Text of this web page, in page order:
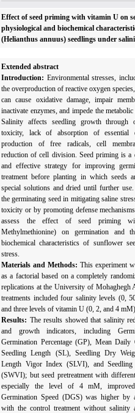
Effect of seed priming with vitamin U on
physiological and biochemical
(Helianthus annuus) seedlings under
Extendedabstract
Introduction: Environmental stresses,
the overproduction of reactive oxygen
can cause oxidative damage, impair
inactivate enzymes, and impede the
Salinity affects seedling growth
toxicity, lack of absorption of essential
production of free radicals, cell
reduction of cell division. Seed priming is
and effective strategy for improving
treatment before planting in which
special solutions and dried until further
the germinating seed in mitigating saline
toxicity or by promoting defense
assess the effect of seed priming
Methylmethionine) on germination and
biochemical characteristics of sunflower
stress
Materials and Methods: This experiment
as a factorial based on a completely
replications at the University of
treatments included four salinity levels (0,
and three levels of vitamin U (0, 2, and 4
Results:The results showed that salinity
and growth indicators, including
Germination Percentage (GP), Mean
Seedling Length (SL), Seedling Dry
Length Vigor Index (SLVI), and
(SWVI); but seed pretreatment with
especially the level of 4 mM,
Germination Speed (DGS) was higher
with the control treatment without